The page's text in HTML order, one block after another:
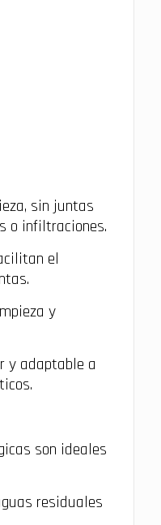
sin juntas
o infiltraciones.
el
y
y adaptable a
son ideales
residuales